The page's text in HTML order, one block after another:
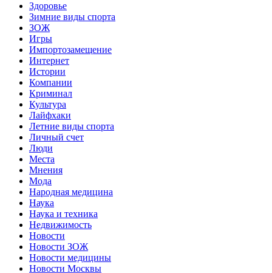
Здоровье
Зимние виды спорта
ЗОЖ
Игры
Импортозамещение
Интернет
Истории
Компании
Криминал
Культура
Лайфхаки
Летние виды спорта
Личный счет
Люди
Места
Мнения
Мода
Народная медицина
Наука
Наука и техника
Недвижимость
Новости
Новости ЗОЖ
Новости медицины
Новости Москвы